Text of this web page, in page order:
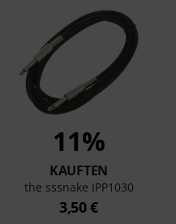
11%
KAUFTEN
the sssnake IPP1030
3,50 €